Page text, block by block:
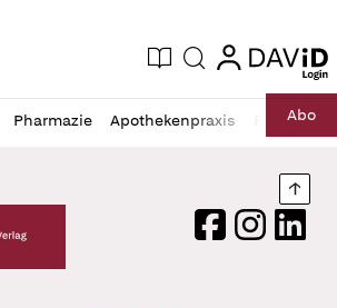
Zeitung
Aktuelle Ausgabe
Suche login
login
Pharmazie Apothekenpraxis RechtAbo
Verlag Logo
FacebookInstagram